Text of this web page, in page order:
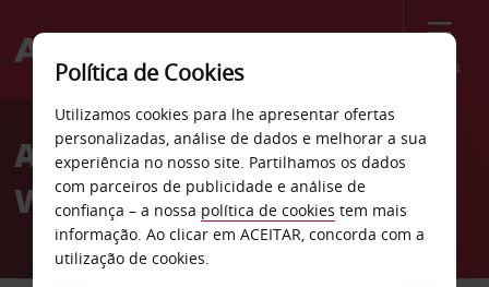
Menu
Welcome
AvisAluguer de carros
Warragul
Política de Cookies
Utilizamos cookies para lhe apresentar ofertas
personalizadas, análise de dados e melhorar a sua
experiência no nosso site. Partilhamos os dados
com parceiros de publicidade e análise de
confiança – a nossa política de cookies tem mais
informação. Ao clicar em ACEITAR, concorda com a
utilização de cookies.